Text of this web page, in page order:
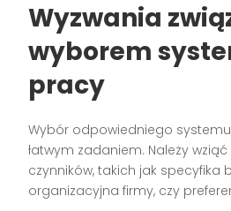
Wyzwania
wyborem
pracy
Wybór odpowiedniego
łatwym zadaniem. Należy
czynników, takich jak specyfika
organizacyjna firmy, czy